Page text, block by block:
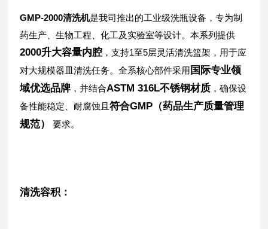
GMP-2000清洗机是我司推出的工业级洗瓶设备，专为制
药生产、生物工程、化工及实验室等设计。本系列提供
2000升大容量内腔 ，支持1至5层灵活清洗篮架，用于应
对大规模器皿清洗任务。全系核心部件采用 国际专业领
域优选品牌 ，并结合ASTM 316L不锈钢材质 ，确保设
备性能稳定、耐腐蚀且符合GMP（药品生产质量管理
规范）
要求。
清洗容积：